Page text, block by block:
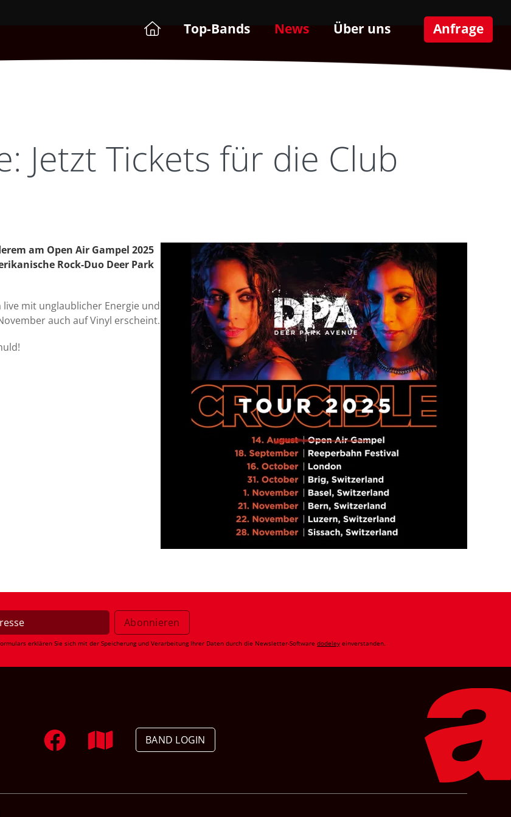
Top-Bands News Über uns Anfrage
Jetzt Tickets für die Club
am Open Air Gampel 2025
Rock-Duo Deer Park
mit unglaublicher Energie und
auch auf Vinyl erscheint.
erklären Sie sich mit der Speicherung und Verarbeitung Ihrer Daten durch die Newsletter-Software dodeley einverstanden.
BAND LOGIN